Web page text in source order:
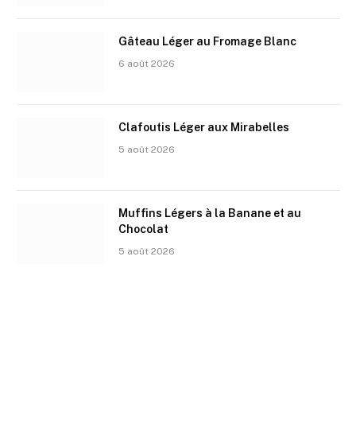
Gâteau Léger au Fromage Blanc
6 août 2026
Clafoutis Léger aux Mirabelles
5 août 2026
Muffins Légers à la Banane et au
Chocolat
5 août 2026